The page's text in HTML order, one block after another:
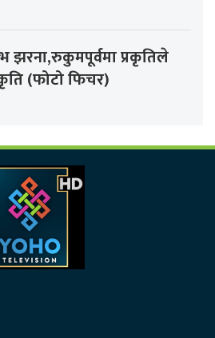
झरना,रुकुमपूर्वमा प्रकृतिले
(फोटो फिचर)